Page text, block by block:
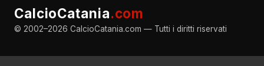
CalcioCatania.com
© 2002–2026 CalcioCatania.com — Tutti i diritti riservati